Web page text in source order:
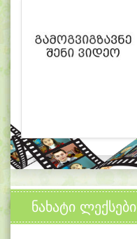
ნახატი ლექსები